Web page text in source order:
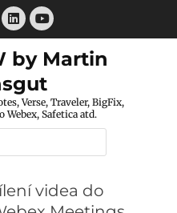
LinkedIn
Youtube
by Martin
Verse, Traveler, BigFix,
Webex, Safetica atd.
videa do